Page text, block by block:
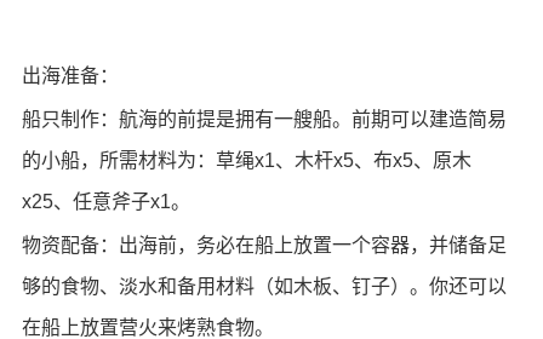
出海准备：
船只制作：航海的前提是拥有一艘船。前期可以建造简易
的小船，所需材料为：草绳x1、木杆x5、布x5、原木
x25、任意斧子x1。
物资配备：出海前，务必在船上放置一个容器，并储备足
够的食物、淡水和备用材料（如木板、钉子）。你还可以
在船上放置营火来烤熟食物。